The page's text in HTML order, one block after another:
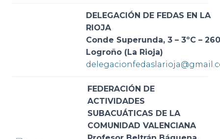
DELEGACIÓN DE FEDAS EN LA
RIOJA
Conde Superunda, 3 – 3ºC –
Logroño (La Rioja)
FEDERACIÓN DE
ACTIVIDADES
SUBACUÁTICAS DE LA
COMUNIDAD VALENCIANA